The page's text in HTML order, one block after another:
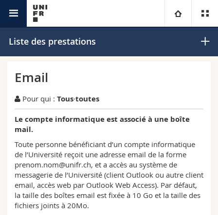
Université
Recherche
Université
Formation continue
Droit
Sciences économiques et sociales et management
Lettres et sciences humaines
Sciences de l'éducation et de la formation
Vous êtes
Futurs étudiants
Etudiants
Médias
Chercheurs
Ressources
Annuaire du personnel
Plan d'accès
Bibliothèques
Liste des prestations
Email
Pour qui : Tous·toutes
Le compte informatique est associé à une boîte
mail.
Toute personne bénéficiant d’un compte informatique
de l’Université reçoit une adresse email de la forme
prenom.nom@unifr.ch, et a accès au système de
messagerie de l’Université (client Outlook ou autre client
email, accès web par Outlook Web Access). Par défaut,
la taille des boîtes email est fixée à 10 Go et la taille des
fichiers joints à 20Mo.